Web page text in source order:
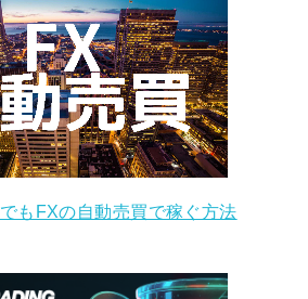
もFXの自動売買で稼ぐ方法